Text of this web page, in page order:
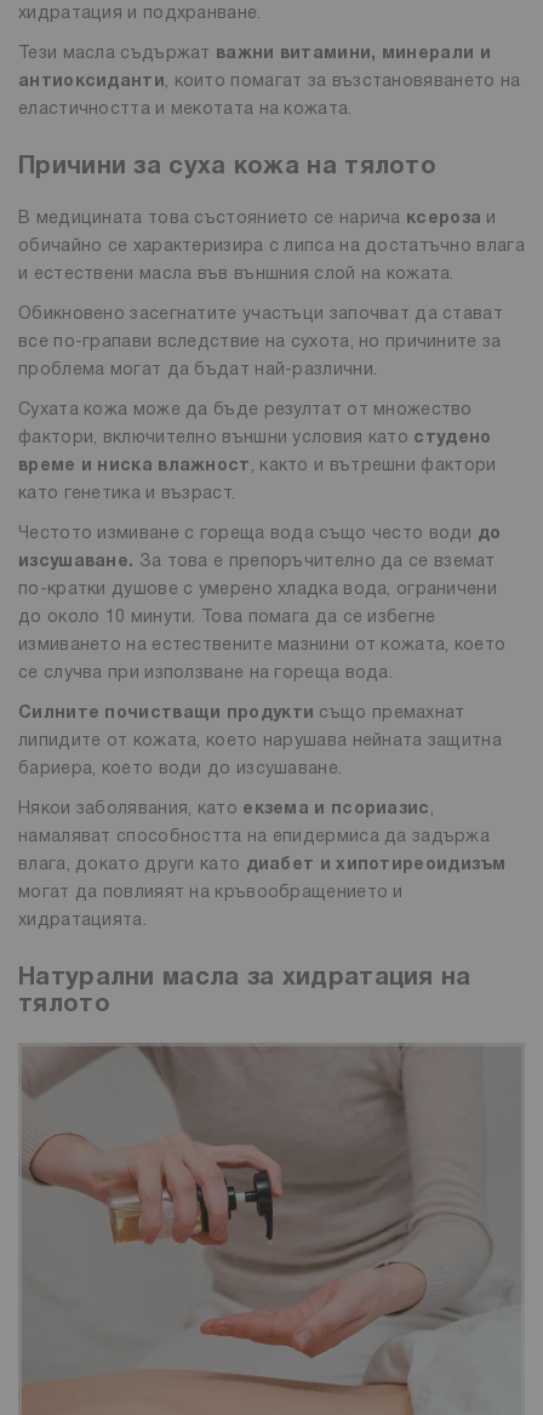
хидратация и подхранване.
Тези масла съдържат
важни витамини, минерали и
антиоксиданти , които помагат за възстановяването на
еластичността и мекотата на кожата.
Причини за суха кожа на тялото
В медицината това състоянието се нарича ксероза и
обичайно се характеризира с липса на достатъчно влага
и естествени масла във външния слой на кожата.
Обикновено засегнатите участъци започват да стават
все по-грапави вследствие на сухота, но причините за
проблема могат да бъдат най-различни.
Сухата кожа може да бъде резултат от множество
фактори, включително външни условия като студено
време и ниска влажност , както и вътрешни фактори
като генетика и възраст.
Честото измиване с гореща вода също често води до
изсушаване. За това е препоръчително да се вземат
по-кратки душове с умерено хладка вода, ограничени
до около 10 минути. Това помага да се избегне
измиването на естествените мазнини от кожата, което
се случва при използване на гореща вода.
Силните почистващи продукти
също премахнат
липидите от кожата, което нарушава нейната защитна
бариера, което води до изсушаване.
Някои заболявания, като екзема и псориазис ,
намаляват способността на епидермиса да задържа
влага, докато други като диабет и хипотиреоидизъм
могат да повлияят на кръвообращението и
хидратацията.
Натурални масла за хидратация на
тялото